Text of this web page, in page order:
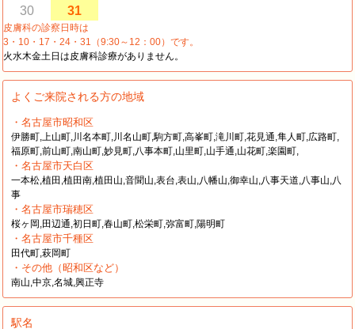
30
31
皮膚科の診察日時は
3・10・17・24・31（9:30～12：00）です。
火水木金土日は皮膚科診療がありません。
よくご来院される方の地域
・名古屋市昭和区
伊勝町,上山町,川名本町,川名山町,駒方町,高峯町,滝川町,花見通,隼人町,広路町,
福原町,前山町,南山町,妙見町,八事本町,山里町,山手通,山花町,楽園町,
・名古屋市天白区
一本松,植田,植田南,植田山,音聞山,表台,表山,八幡山,御幸山,八事天道,八事山,八
事
・名古屋市瑞穂区
桜ヶ岡,田辺通,初日町,春山町,松栄町,弥富町,陽明町
・名古屋市千種区
田代町,萩岡町
・その他（昭和区など）
南山,中京,名城,興正寺
駅名